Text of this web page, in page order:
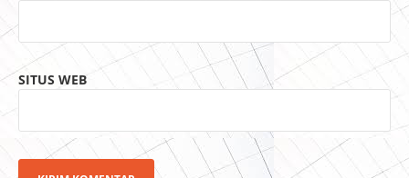
SITUS WEB